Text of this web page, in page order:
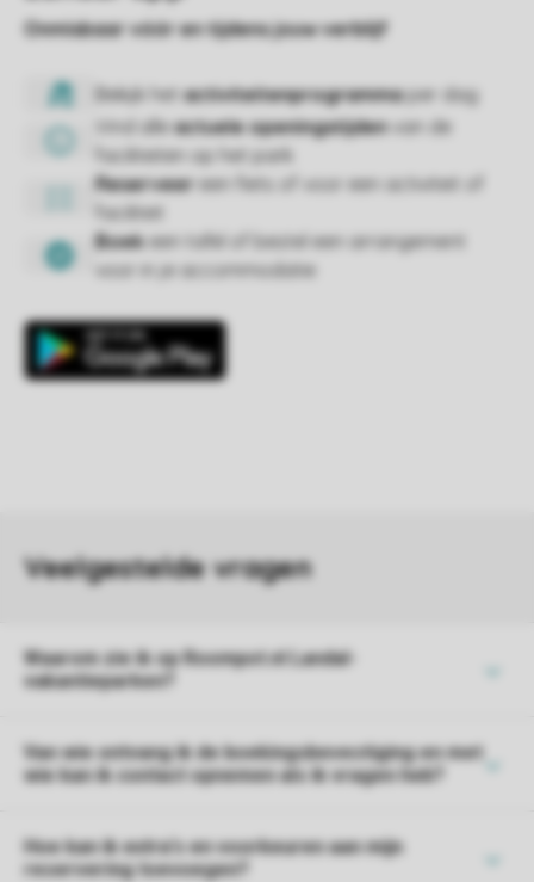
Waarom zie ik op Roompot.nl Landal-
vakantieparken?
Van wie ontvang ik de boekingsbevestiging en met
wie kan ik contact opnemen als ik vragen heb?
Hoe kan ik extra's en voorkeuren aan mijn
reservering toevoegen?